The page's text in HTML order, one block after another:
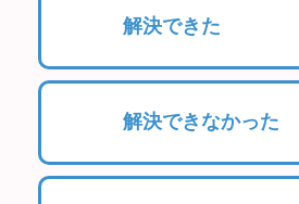
解決できた
解決できなかった